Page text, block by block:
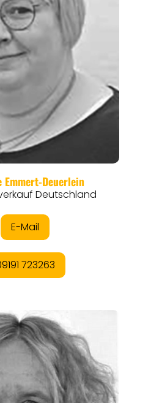
REISEFÜHRER
ANGEBOTE